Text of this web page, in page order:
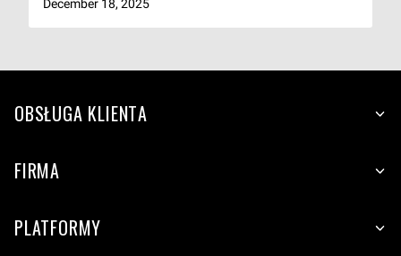
December 18, 2025
OBSŁUGA KLIENTA
FIRMA
PLATFORMY